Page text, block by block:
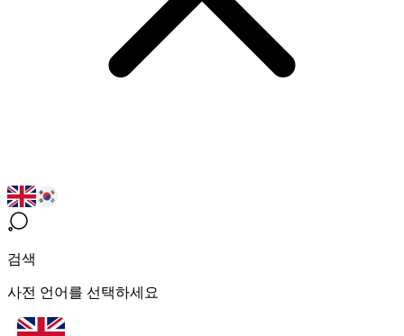
검색
사전 언어를 선택하세요